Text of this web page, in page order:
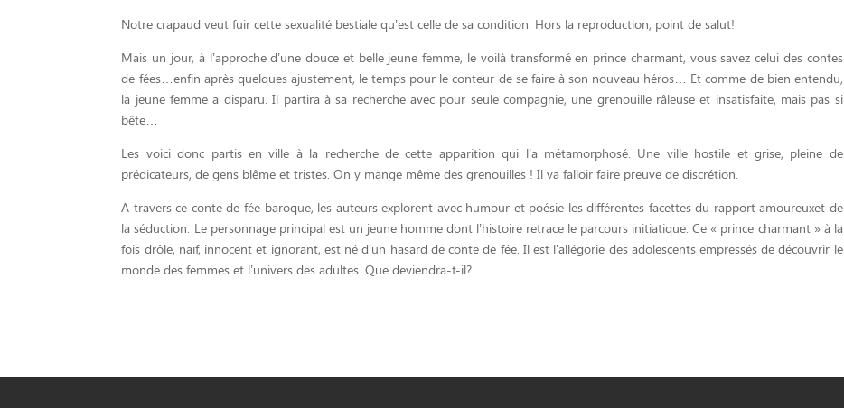
Notre crapaud veut fuir cette sexualité bestiale qu’est celle de sa condition. Hors la reproduction, point de salut!
Mais un jour, à l’approche d’une douce et belle jeune femme, le voilà transformé en prince charmant, vous savez celui des contes
de fées…enfin après quelques ajustement, le temps pour le conteur de se faire à son nouveau héros… Et comme de bien entendu,
la jeune femme a disparu. Il partira à sa recherche avec pour seule compagnie, une grenouille râleuse et insatisfaite, mais pas si
bête…
Les voici donc partis en ville à la recherche de cette apparition qui l’a métamorphosé. Une ville hostile et grise, pleine de
prédicateurs, de gens blême et tristes. On y mange même des grenouilles ! Il va falloir faire preuve de discrétion.
A travers ce conte de fée baroque, les auteurs explorent avec humour et poésie les différentes facettes du rapport amoureuxet de
la séduction. Le personnage principal est un jeune homme dont l’histoire retrace le parcours initiatique. Ce « prince charmant » à la
fois drôle, naïf, innocent et ignorant, est né d’un hasard de conte de fée. Il est l’allégorie des adolescents empressés de découvrir le
monde des femmes et l’univers des adultes. Que deviendra-t-il?